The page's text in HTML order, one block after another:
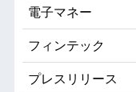
電子マネー
フィンテック
プレスリリース